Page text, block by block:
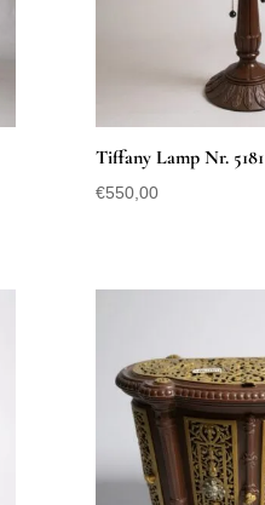
Tiffany Lamp Nr. 5181
€550,00